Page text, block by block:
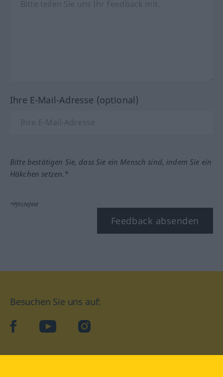
Ihre E-Mail-Adresse (optional)
Bitte bestätigen Sie, dass Sie ein Mensch sind, indem Sie ein
Häkchen setzen.*
*Pflichtfeld
Feedback absenden
Besuchen Sie uns auf:
facebookYouTube Instagram